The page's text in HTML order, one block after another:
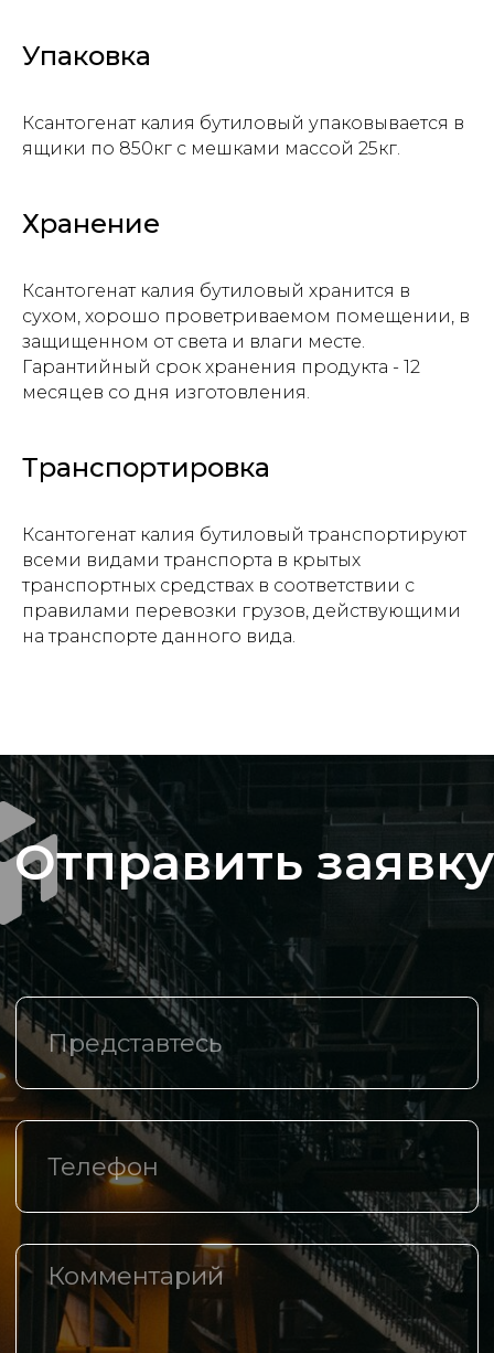
Упаковка
Ксантогенат калия бутиловый упаковывается в
ящики по 850кг с мешками массой 25кг.
Хранение
Ксантогенат калия бутиловый хранится в
сухом, хорошо проветриваемом помещении, в
защищенном от света и влаги месте.
Гарантийный срок хранения продукта - 12
месяцев со дня изготовления.
Транспортировка
Ксантогенат калия бутиловый транспортируют
всеми видами транспорта в крытых
транспортных средствах в соответствии с
правилами перевозки грузов, действующими
на транспорте данного вида.
Add files
Отправить
Отправить заявку
Нажимая на кнопку, вы даете согласие на
О компании
Каталог
Спецпредложения
Доставка и оплата
Логистические центры
Компания
Контакты
Маршала Рыбалко, д.З, оф. 425
+7 (342) 206 77 73
info@th-m.ru
Реквизиты